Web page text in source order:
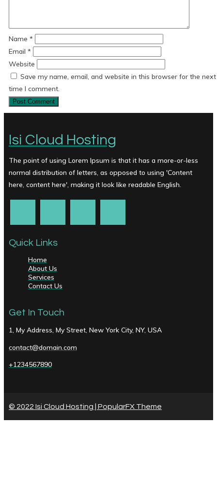
Name *
Email *
Website
Save my name, email, and website in this browser for the next
time I comment.
Isi Cloud Hosting
The point of using Lorem Ipsum is that it has a more-or-less
normal distribution of letters, as opposed to using 'Content
here, content here', making it look like readable English.
Quick Links
Home
About Us
Services
Contact Us
Get In Touch
1, My Address, My Street, New York City, NY, USA
contact@domain.com
+1234567890
© 2022 Isi Cloud Hosting | PopularFX Theme